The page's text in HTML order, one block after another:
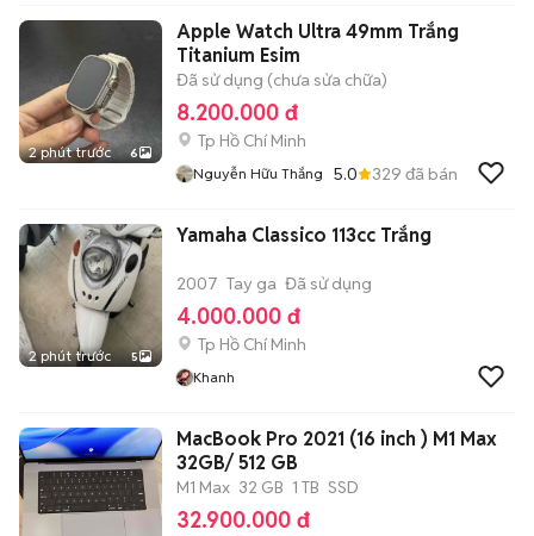
2 phút trước 6
Apple Watch Ultra 49mm Trắng
Titanium Esim
Đã sử dụng (chưa sửa chữa)
8.200.000 đ
Tp Hồ Chí Minh
Nguyễn Hữu Thắng 5.0 329 đã bán
2 phút trước 5
Yamaha Classico 113cc Trắng
2007 Tay ga Đã sử dụng
4.000.000 đ
Tp Hồ Chí Minh
Khanh
MacBook Pro 2021 (16 inch ) M1 Max
32GB/ 512 GB
M1 Max 32 GB 1 TB SSD
32.900.000 đ